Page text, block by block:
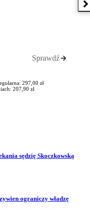
Sprawdź
297,00 zł
207,90 zł
sędzię Skoczkowską
ograniczy władzę